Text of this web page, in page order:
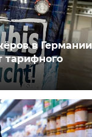
в Германии
тарифного